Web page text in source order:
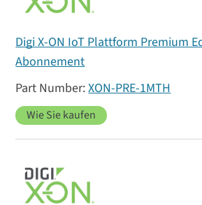
Digi X-ON IoT Plattform Premium
Abonnement
XON-PRE-1MTH
Wie Sie kaufen